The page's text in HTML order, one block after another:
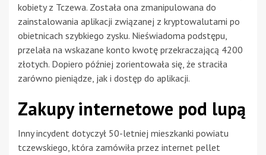
kobiety z Tczewa. Została ona zmanipulowana do
zainstalowania aplikacji związanej z kryptowalutami po
obietnicach szybkiego zysku. Nieświadoma podstępu,
przelała na wskazane konto kwotę przekraczającą 4200
złotych. Dopiero później zorientowała się, że straciła
zarówno pieniądze, jak i dostęp do aplikacji.
Zakupy internetowe pod lupą
Inny incydent dotyczył 50-letniej mieszkanki powiatu
tczewskiego, która zamówiła przez internet pellet